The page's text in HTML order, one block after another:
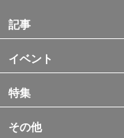
記事
イベント
特集
その他